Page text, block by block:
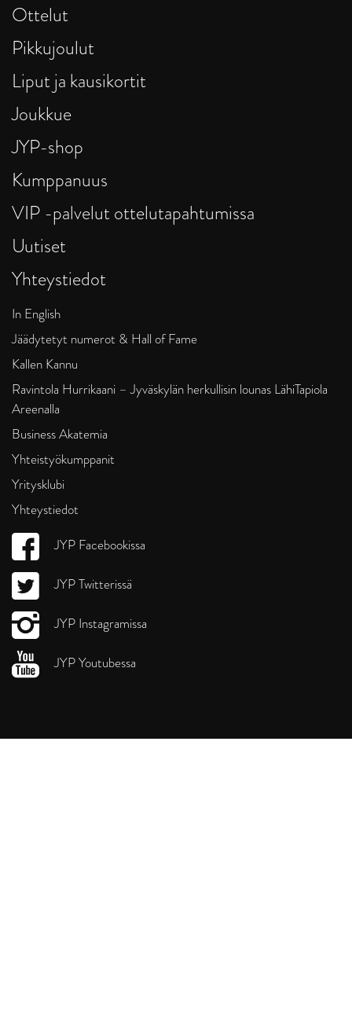
Ottelut
Pikkujoulut
Liput ja kausikortit
Joukkue
JYP-shop
Kumppanuus
VIP -palvelut ottelutapahtumissa
Uutiset
Yhteystiedot
In English
Jäädytetyt numerot & Hall of Fame
Kallen Kannu
Ravintola Hurrikaani – Jyväskylän herkullisin lounas LähiTapiola
Areenalla
Business Akatemia
Yhteistyökumppanit
Yritysklubi
Yhteystiedot
JYP Facebookissa
JYP Twitterissä
JYP Instagramissa
JYP Youtubessa